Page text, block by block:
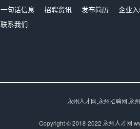
一句话信息 招聘资讯 发布简历 企业
联系我们
永州人才网,永州招聘网,永
Copyright © 2018-2022 永州人才网